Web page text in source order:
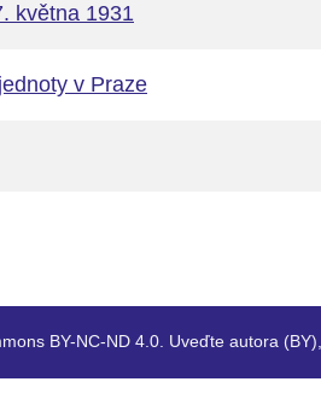
května 1931
v Praze
BY-NC-ND 4.0. Uveďte autora